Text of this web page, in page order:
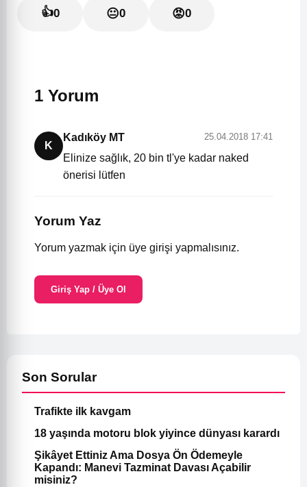
👍0 😐0 😡0
1 Yorum
K
Kadıköy MT 25.04.2018 17:41
Elinize sağlık, 20 bin tl'ye kadar naked
önerisi lütfen
Yorum Yaz
Yorum yazmak için üye girişi yapmalısınız.
Giriş Yap / Üye Ol
Son Sorular
Trafikte ilk kavgam
18 yaşında motoru blok yiyince dünyası karardı
Şikâyet Ettiniz Ama Dosya Ön Ödemeyle
Kapandı: Manevi Tazminat Davası Açabilir
misiniz?